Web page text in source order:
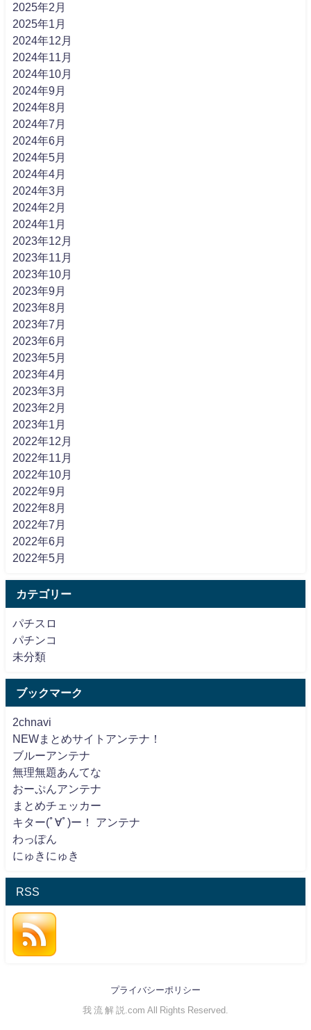
2025年2月
2025年1月
2024年12月
2024年11月
2024年10月
2024年9月
2024年8月
2024年7月
2024年6月
2024年5月
2024年4月
2024年3月
2024年2月
2024年1月
2023年12月
2023年11月
2023年10月
2023年9月
2023年8月
2023年7月
2023年6月
2023年5月
2023年4月
2023年3月
2023年2月
2023年1月
2022年12月
2022年11月
2022年10月
2022年9月
2022年8月
2022年7月
2022年6月
2022年5月
カテゴリー
パチスロ
パチンコ
未分類
ブックマーク
2chnavi
NEWまとめサイトアンテナ！
ブルーアンテナ
無理無題あんてな
おーぷんアンテナ
まとめチェッカー
キター(ﾟ∀ﾟ)ー！ アンテナ
わっぽん
にゅきにゅき
RSS
プライバシーポリシー
我 流 解 説.com All Rights Reserved.